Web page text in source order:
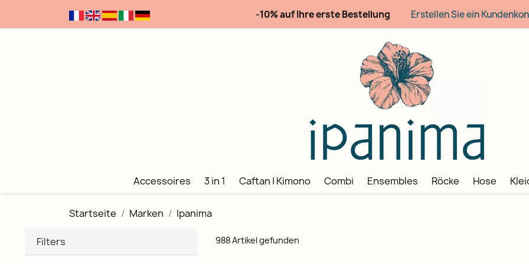
-10% auf Ihre erste Bestellung Erstellen Sie ein
Accessoires 3 in 1 Caftan | Kimono Combi Ensembles Röcke Hose
Startseite Marken Ipanima
Filters 988 Artikel gefunden